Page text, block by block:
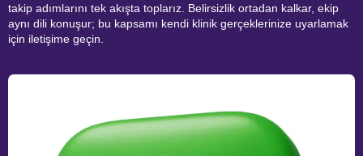
takip adımlarını tek akışta toplarız. Belirsizlik ortadan kalkar, ekip
aynı dili konuşur; bu kapsamı kendi klinik gerçeklerinize uyarlamak
için iletişime geçin.